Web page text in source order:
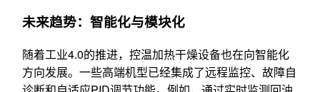
未来趋势：智能化与模块化
随着工业4.0的推进，控温加热干燥设备也在向智能化
方向发展。一些高端机型已经集成了远程监控、故障自